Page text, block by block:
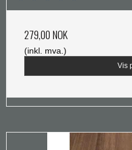
279,00 NOK
(inkl. mva.)
Vis